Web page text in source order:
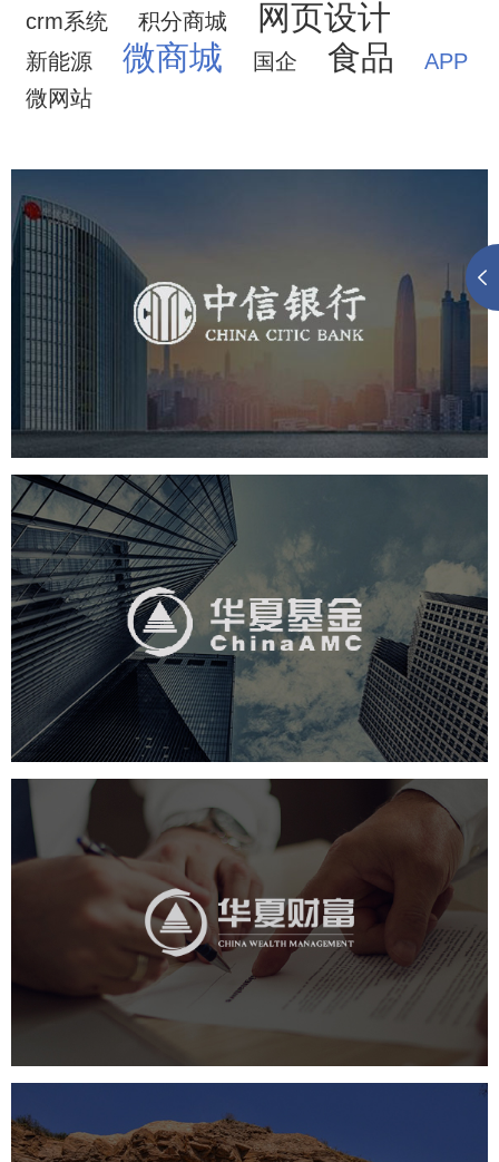
crm系统 积分商城 网页设计
新能源 微商城 国企 食品
APP
微网站
金融保险 银行
华夏基金
金融保险 基金 社区网站 网页设计
业务系统
互动营销
华夏财富
金融保险 社区网站 网页设计 业务系统